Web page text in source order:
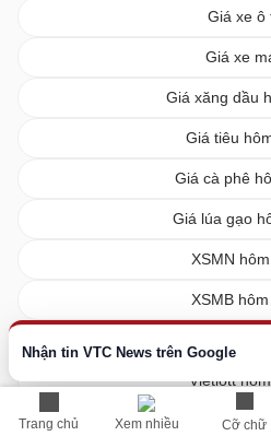
Trang chủ Xem nhiều Cỡ chữ
Nhận tin VTC News trên Google
Giá xe ô
Giá xe
Giá xăng dầu
Giá tiêu
Giá cà phê
Giá lúa gạo
XSMN
XSMB
Vietlott